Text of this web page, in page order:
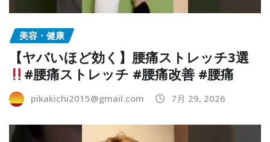
美容・健康
【ヤバいほど効く】腰痛ストレッチ3選
#腰痛ストレッチ #腰痛改善 #腰痛
pikakichi2015@gmail.com 7月 29, 2026